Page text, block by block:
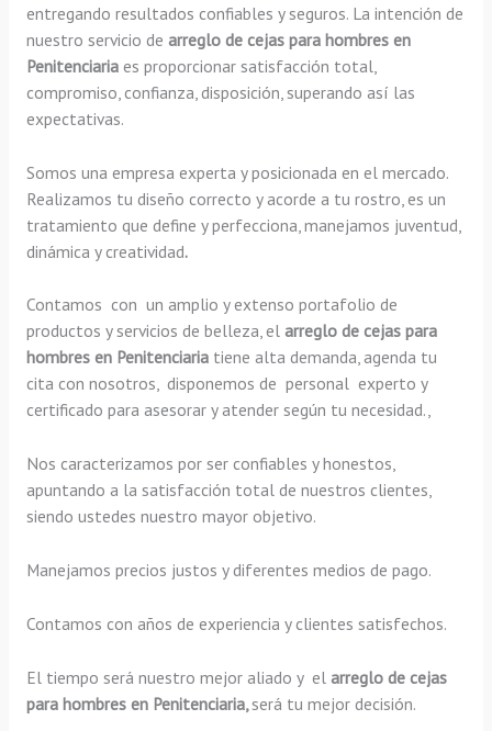
entregando resultados confiables y seguros. La intención de
nuestro servicio de arreglo de cejas para hombres en
Penitenciaria es proporcionar satisfacción total,
compromiso, confianza, disposición, superando así las
expectativas.
Somos una empresa experta y posicionada en el mercado.
Realizamos tu diseño correcto y acorde a tu rostro, es un
tratamiento que define y perfecciona, manejamos juventud,
dinámica y creatividad.
Contamos con un amplio y extenso portafolio de
productos y servicios de belleza, el arreglo de cejas para
hombres en Penitenciariatiene alta demanda, agenda tu
cita con nosotros, disponemos de personal experto y
certificado para asesorar y atender según tu necesidad.,
Nos caracterizamos por ser confiables y honestos,
apuntando a la satisfacción total de nuestros clientes,
siendo ustedes nuestro mayor objetivo.
Manejamos precios justos y diferentes medios de pago.
Contamos con años de experiencia y clientes satisfechos.
El tiempo será nuestro mejor aliado y el arreglo de cejas
para hombres en Penitenciaria, será tu mejor decisión.